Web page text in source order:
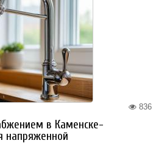
836
в Каменске-
напряженной